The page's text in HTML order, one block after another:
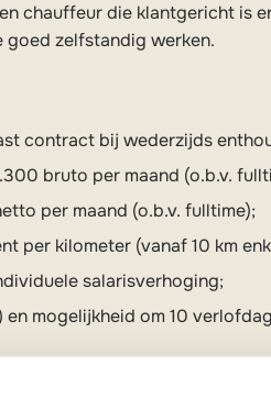
chauffeur die klantgericht is
goed zelfstandig werken.
contract bij wederzijds
bruto per maand (o.b.v.
per maand (o.b.v. fulltime);
per kilometer (vanaf 10 km
salarisverhoging;
mogelijkheid om 10